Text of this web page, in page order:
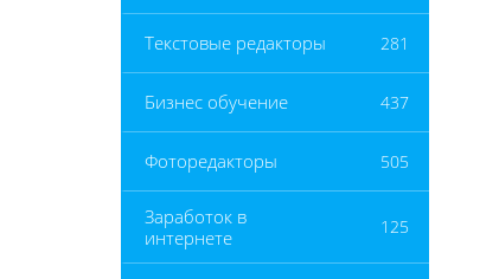
Текстовые редакторы 281
Бизнес обучение 437
Фоторедакторы 505
Заработок в
интернете
125